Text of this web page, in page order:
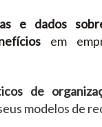
e dados
em
de
modelos de